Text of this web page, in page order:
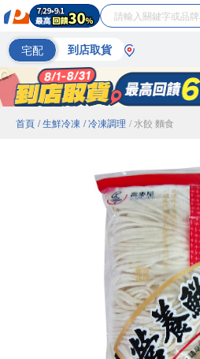
宅配 到店取貨
首頁 / 生鮮冷凍 / 冷凍調理 / 水餃 麵食